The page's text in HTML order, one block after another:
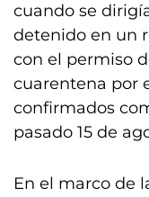
cuando se
detenido en un
con el permiso
cuarentena por
confirmados
pasado 15 de
En el marco de